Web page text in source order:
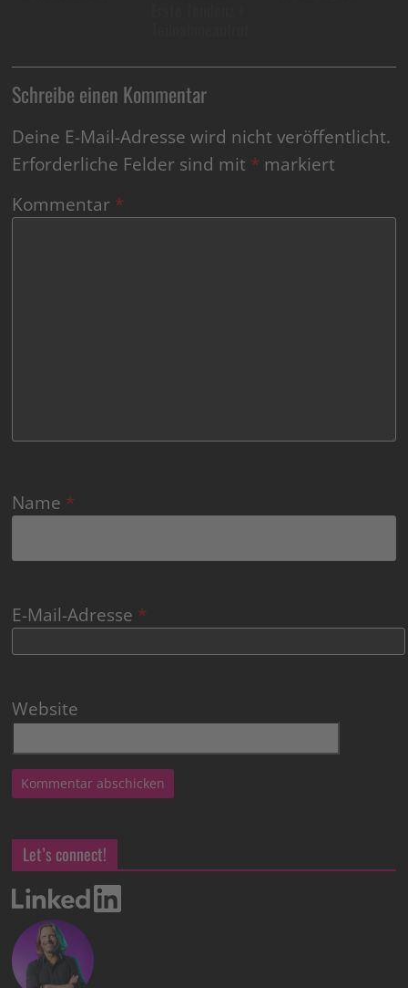
Schreibe einen Kommentar
Deine E-Mail-Adresse wird nicht veröffentlicht.
Erforderliche Felder sind mit * markiert
Kommentar *
Name *
E-Mail-Adresse *
Website
Let’s connect!